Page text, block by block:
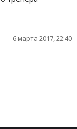
6 марта 2017, 22:40